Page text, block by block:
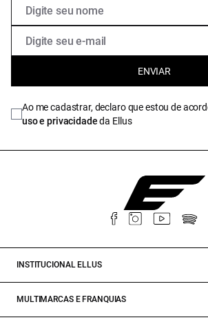
ENVIAR
Ao me cadastrar, declaro que estou de
uso e privacidadeda Ellus
INSTITUCIONAL ELLUS
MULTIMARCAS E FRANQUIAS